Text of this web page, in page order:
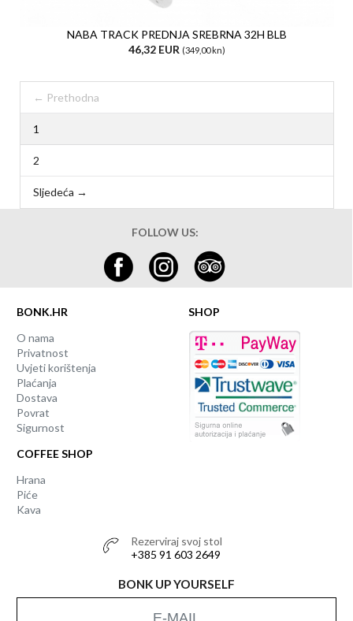
NABA TRACK PREDNJA SREBRNA 32H BLB
46,32 EUR (349,00 kn)
← Prethodna
1
2
Sljedeća →
FOLLOW US:
BONK.HR
O nama
Privatnost
Uvjeti korištenja
Plaćanja
Dostava
Povrat
Sigurnost
COFFEE SHOP
Hrana
Piće
Kava
SHOP
Rezerviraj svoj stol
+385 91 603 2649
BONK UP YOURSELF